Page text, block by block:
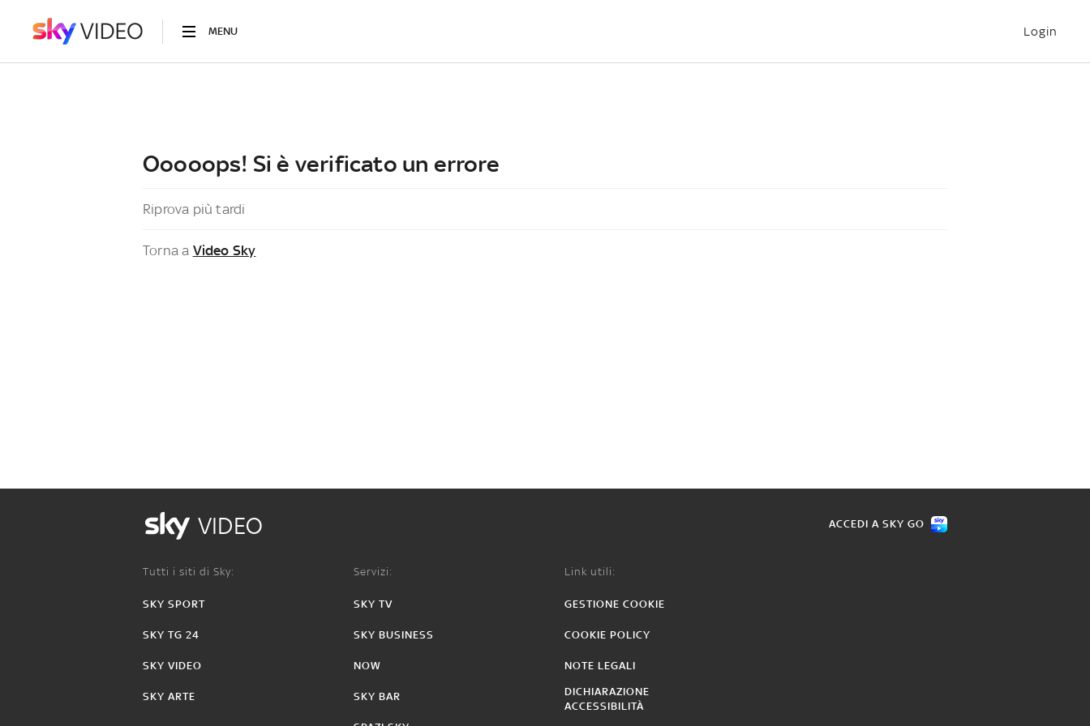
MENU Login
Ooooops! Si è verificato un errore
Riprova più tardi
Torna a Video Sky
VIDEO ACCEDI A SKY GO
Tutti i siti di Sky:
SKY SPORT
SKY TG 24
SKY VIDEO
SKY ARTE
Servizi:
SKY TV
SKY BUSINESS
NOW
SKY BAR
Link utili:
GESTIONE COOKIE
COOKIE POLICY
NOTE LEGALI
DICHIARAZIONE
ACCESSIBILITÀ